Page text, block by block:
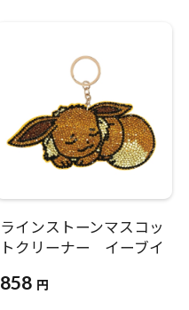
ラインストーンマスコッ
トクリーナー イーブイ
858 円